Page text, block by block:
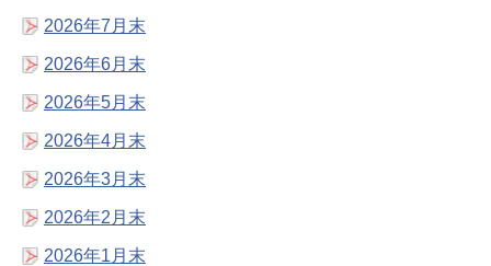
2026年7月末
2026年6月末
2026年5月末
2026年4月末
2026年3月末
2026年2月末
2026年1月末